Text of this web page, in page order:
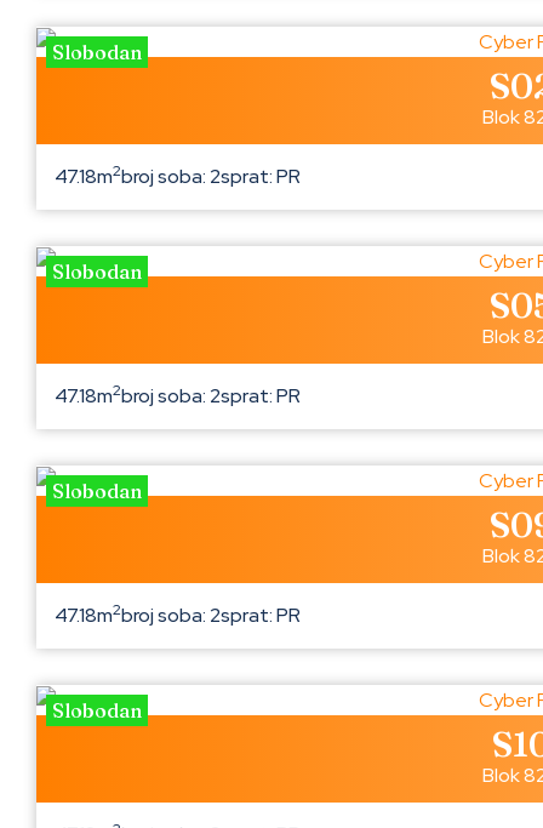
Slobodan
Blok
47.18m2broj soba: 2sprat: PR
Slobodan
Blok
47.18m2broj soba: 2sprat: PR
Slobodan
Blok
47.18m2broj soba: 2sprat: PR
Slobodan
Blok